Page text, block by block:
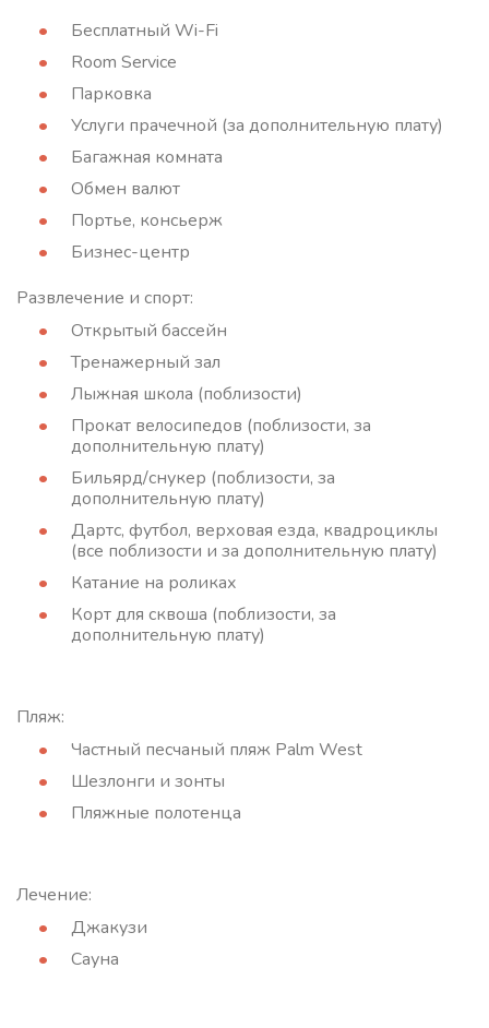
Бесплатный Wi-Fi
Room Service
Парковка
Услуги прачечной (за дополнительную плату)
Багажная комната
Обмен валют
Портье, консьерж
Бизнес-центр
Развлечение и спорт:
Открытый бассейн
Тренажерный зал
Лыжная школа (поблизости)
Прокат велосипедов (поблизости, за
дополнительную плату)
Бильярд/снукер (поблизости, за
дополнительную плату)
Дартс, футбол, верховая езда, квадроциклы
(все поблизости и за дополнительную плату)
Катание на роликах
Корт для сквоша (поблизости, за
дополнительную плату)
Пляж:
Частный песчаный пляж Palm West
Шезлонги и зонты
Пляжные полотенца
Лечение:
Джакузи
Сауна